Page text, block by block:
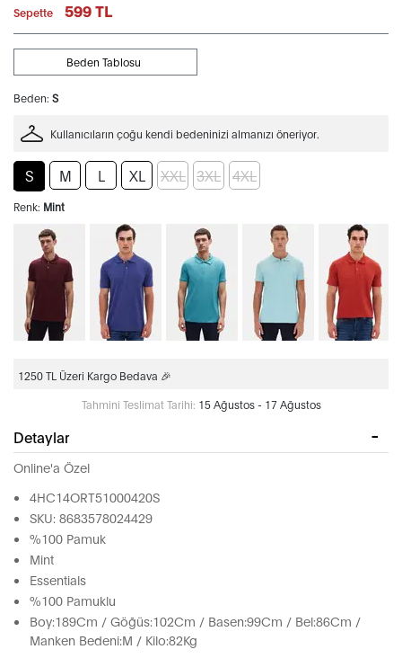
Sepette 599 TL
Beden: S
Beden Tablosu
Kullanıcıların çoğu kendi bedeninizi almanızı öneriyor.
S M L XL XXL 3XL 4XL
Renk: Mint
1250 TL Üzeri Kargo Bedava 🎉
Tahmini Teslimat Tarihi: 15 Ağustos - 17 Ağustos
Detaylar
Online'a Özel
4HC14ORT51000420S
SKU: 8683578024429
%100 Pamuk
Mint
Essentials
%100 Pamuklu
Boy:189Cm / Göğüs:102Cm / Basen:99Cm / Bel:86Cm /
Manken Bedeni:M / Kilo:82Kg